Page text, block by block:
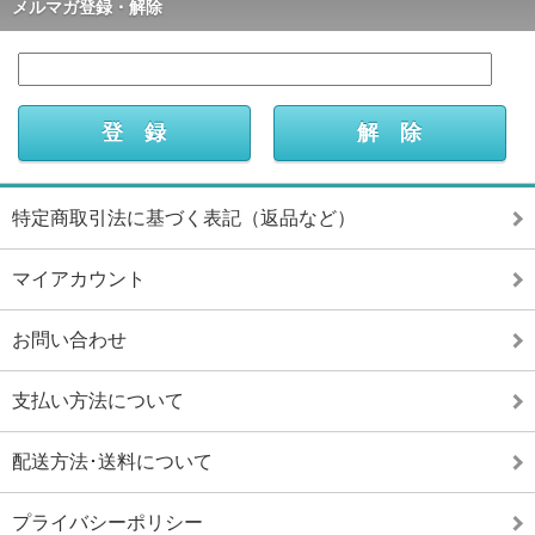
メルマガ登録・解除
特定商取引法に基づく表記（返品など）
マイアカウント
お問い合わせ
支払い方法について
配送方法･送料について
プライバシーポリシー